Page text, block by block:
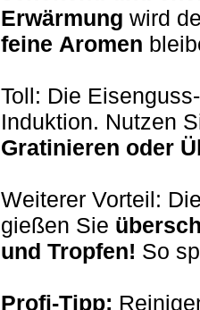
Erwärmung wird
feine Aromen
Toll: Die
Induktion. Nutzen
Gratinieren oder
Weiterer Vorteil:
gießen Sie
und Tropfen! So
Profi-Tipp: